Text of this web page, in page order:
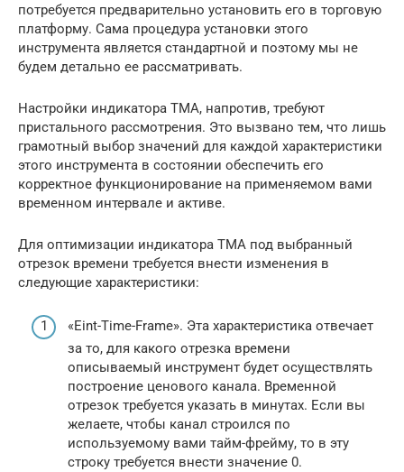
потребуется предварительно установить его в торговую
платформу. Сама процедура установки этого
инструмента является стандартной и поэтому мы не
будем детально ее рассматривать.
Настройки индикатора TMA, напротив, требуют
пристального рассмотрения. Это вызвано тем, что лишь
грамотный выбор значений для каждой характеристики
этого инструмента в состоянии обеспечить его
корректное функционирование на применяемом вами
временном интервале и активе.
Для оптимизации индикатора TMA под выбранный
отрезок времени требуется внести изменения в
следующие характеристики:
«Eint-Time-Frame». Эта характеристика отвечает
за то, для какого отрезка времени
описываемый инструмент будет осуществлять
построение ценового канала. Временной
отрезок требуется указать в минутах. Если вы
желаете, чтобы канал строился по
используемому вами тайм-фрейму, то в эту
строку требуется внести значение 0.